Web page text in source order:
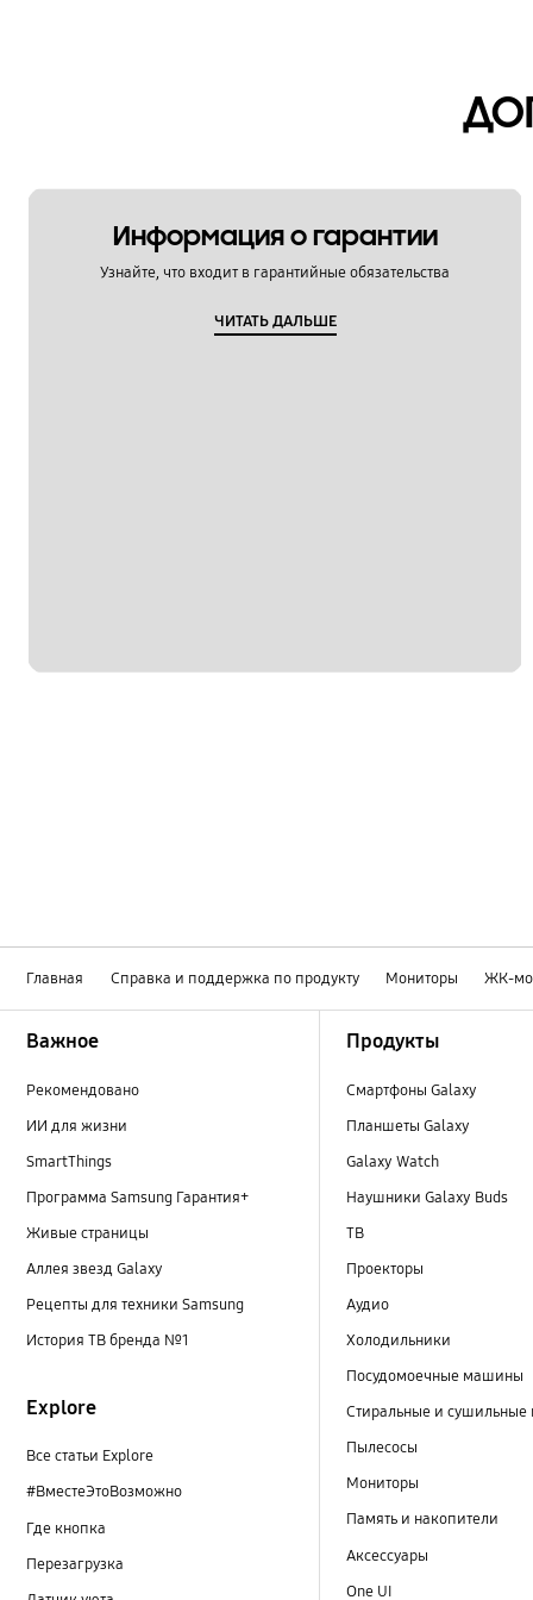
Информация о гарантии
Узнайте, что входит в гарантийные обязательства
ЧИТАТЬ ДАЛЬШЕ
Главная Справка и поддержка по продукту Мониторы ЖК-
Важное
Рекомендовано
ИИ для жизни
SmartThings
Программа Samsung Гарантия+
Живые страницы
Аллея звезд Galaxy
Рецепты для техники Samsung
История ТВ бренда №1
Explore
Все статьи Explore
#ВместеЭтоВозможно
Где кнопка
Перезагрузка
Продукты
Смартфоны Galaxy
Планшеты Galaxy
Galaxy Watch
Наушники Galaxy Buds
ТВ
Проекторы
Аудио
Холодильники
Посудомоечные машины
Стиральные и
Пылесосы
Мониторы
Память и накопители
Аксессуары
One UI